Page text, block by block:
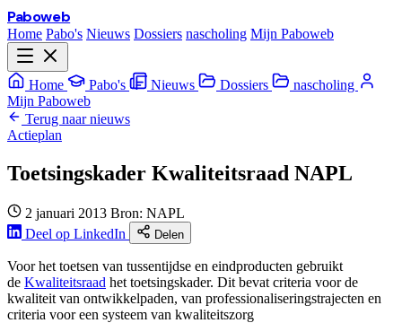
Paboweb
Home Pabo's Nieuws Dossiers nascholing Mijn Paboweb
Home Pabo's Nieuws Dossiers
nascholing
Mijn Paboweb
Terug naar nieuws
Actieplan
Toetsingskader Kwaliteitsraad NAPL
2 januari 2013 Bron: NAPL
Deel op LinkedIn
Delen
Voor het toetsen van tussentijdse en eindproducten gebruikt
de Kwaliteitsraad het toetsingskader. Dit bevat criteria voor de
kwaliteit van ontwikkelpaden, van professionaliseringstrajecten en
criteria voor een systeem van kwaliteitszorg